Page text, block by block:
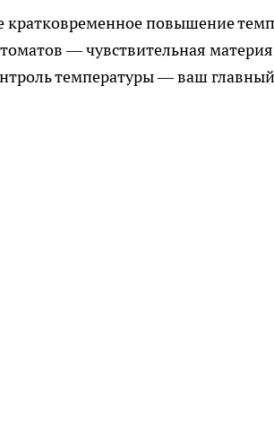
кратковременное повышение
— чувствительная
температуры — ваш